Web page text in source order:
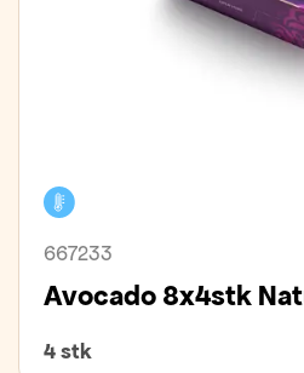
667233
Avocado 8x4stk
4 stk